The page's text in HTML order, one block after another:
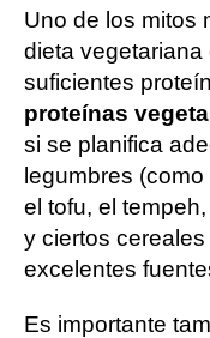
Uno de los mitos
dieta
suficientes
proteínas
si se planifica
legumbres
el tofu, el
y ciertos
excelentes
Es importante